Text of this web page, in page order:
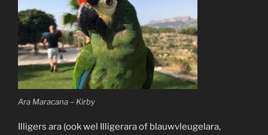
Ara Maracana – Kirby
Illigers ara (ook wel Illigerara of blauwvleugelara,